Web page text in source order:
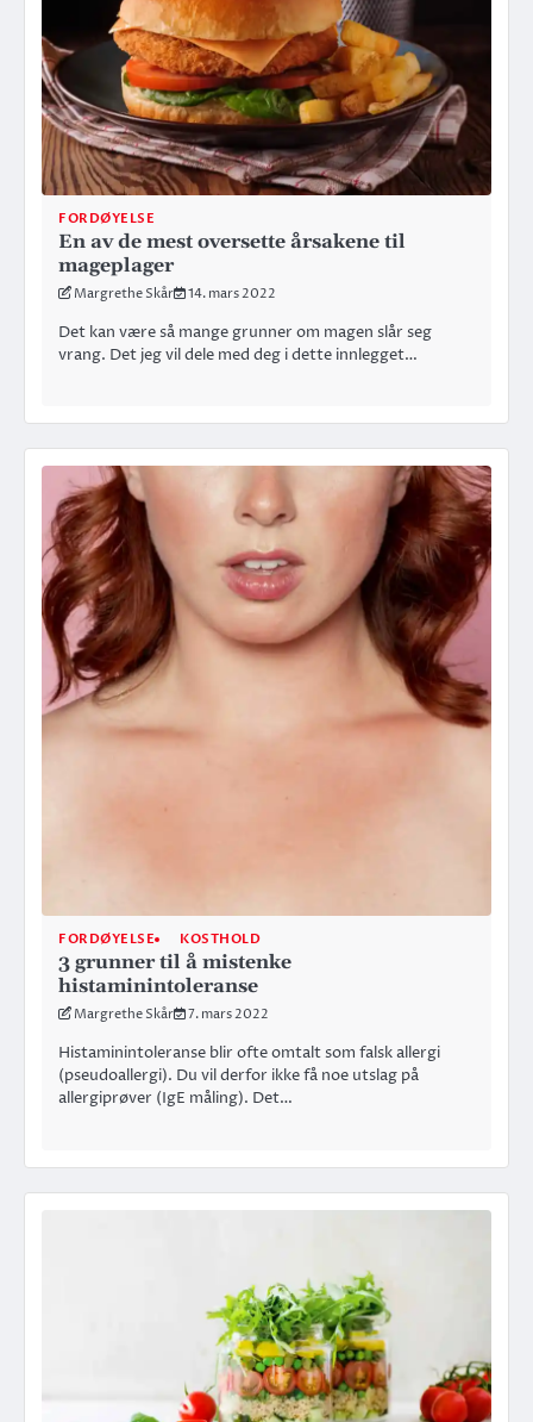
FORDØYELSE
En av de mest oversette årsakene til
mageplager
Margrethe Skår 14. mars 2022
Det kan være så mange grunner om magen slår seg
vrang. Det jeg vil dele med deg i dette innlegget…
FORDØYELSE KOSTHOLD
3 grunner til å mistenke
histaminintoleranse
Margrethe Skår 7. mars 2022
Histaminintoleranse blir ofte omtalt som falsk allergi
(pseudoallergi). Du vil derfor ikke få noe utslag på
allergiprøver (IgE måling). Det…